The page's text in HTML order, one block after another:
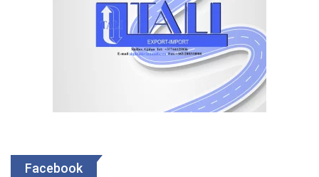
Facebook